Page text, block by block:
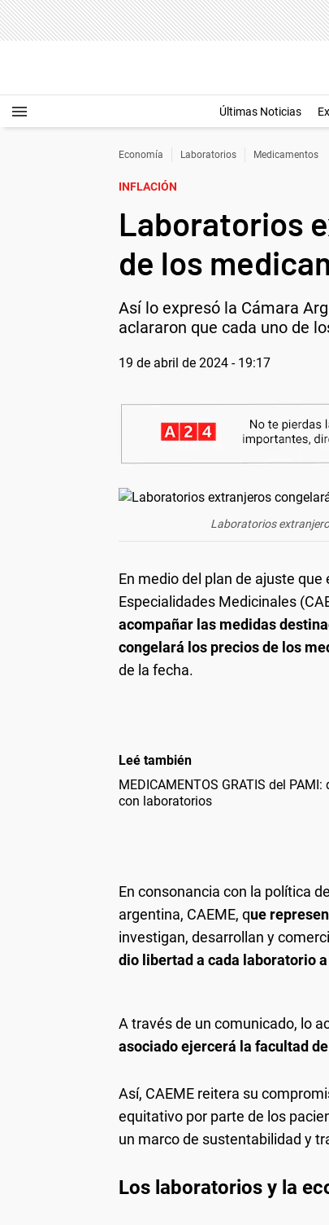
Últimas Noticias
Economía Laboratorios Medicamentos
INFLACIÓN
Laboratorios
de los
Así lo expresó la Cámara
aclararon que cada uno de
19 de abril de 2024 - 19:17
Laboratorios
En medio del plan de ajuste
Especialidades Medicinales
acompañar las medidas
congelará los precios de los
de la fecha.
Leé también
MEDICAMENTOS GRATIS del
con laboratorios
En consonancia con la política
argentina, CAEME, que
investigan, desarrollan y
dio libertad a cada laboratorio
A través de un comunicado, lo
asociado ejercerá la facultad
Así, CAEME reitera su
equitativo por parte de los
un marco de sustentabilidad y
Los laboratorios y la